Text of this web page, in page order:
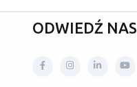
ODWIEDŹ NAS